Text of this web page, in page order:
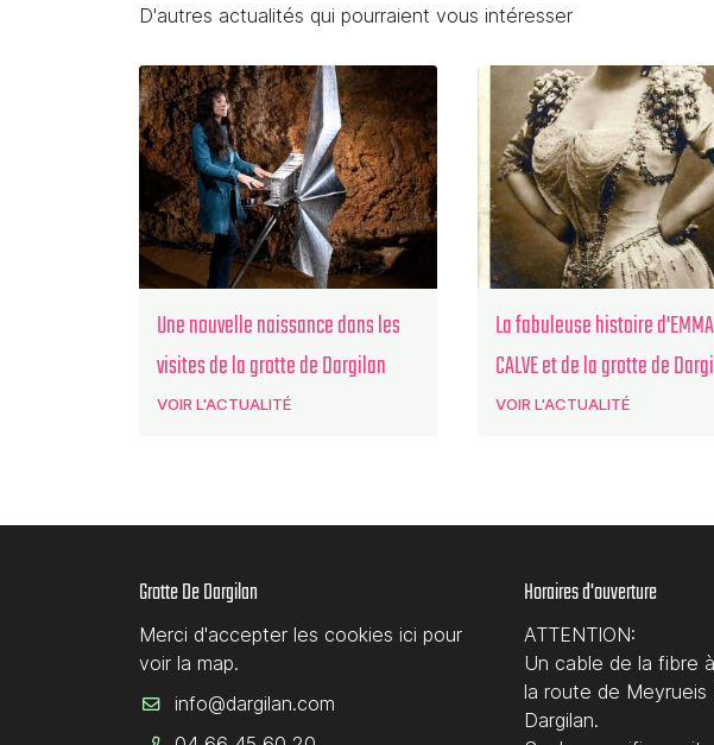
D'autres actualités qui pourraient vous intéresser
Une nouvelle naissance dans les
visites de la grotte de Dargilan
VOIR L'ACTUALITÉ
La fabuleuse histoire d'EMMA
CALVE et de la grotte de
VOIR L'ACTUALITÉ
Grotte De Dargilan
Merci d'accepter les cookies ici pour
voir la map.
Horaires d'ouverture
ATTENTION:
Un cable de la fibre
la route de
Dargilan.